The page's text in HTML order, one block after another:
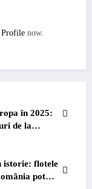
now.
în 2025:
de la
istorie: flotele
pot